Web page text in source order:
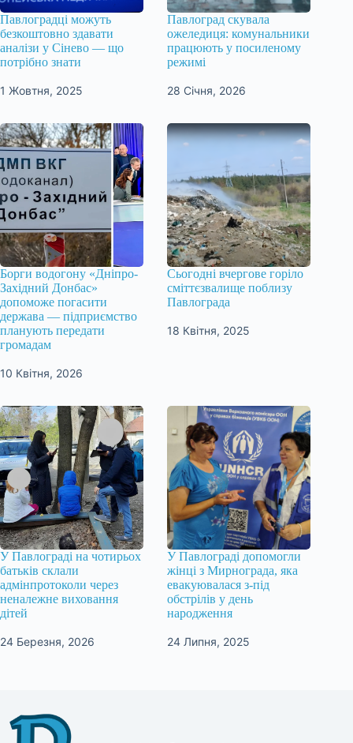
Павлоградці можуть
безкоштовно здавати
аналізи у Сінево — що
потрібно знати
1 Жовтня, 2025
Павлоград скувала
ожеледиця: комунальники
працюють у посиленому
режимі
28 Січня, 2026
Борги водогону «Дніпро-
Західний Донбас»
допоможе погасити
держава — підприємство
планують передати
громадам
10 Квітня, 2026
Сьогодні вчергове горіло
сміттєзвалище поблизу
Павлограда
18 Квітня, 2025
У Павлограді на чотирьох
батьків склали
адмінпротоколи через
неналежне виховання
дітей
24 Березня, 2026
У Павлограді допомогли
жінці з Мирнограда, яка
евакуювалася з-під
обстрілів у день
народження
24 Липня, 2025